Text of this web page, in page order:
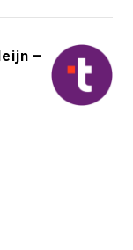
–